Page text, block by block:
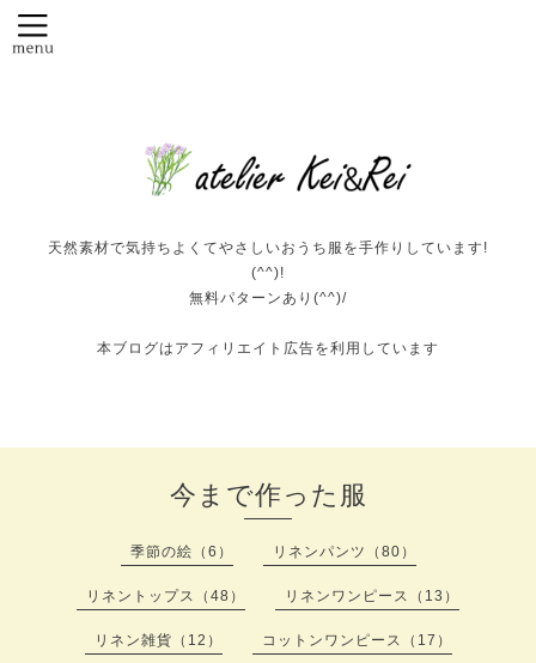
天然素材で気持ちよくてやさしいおうち服を手作りしています!
(^^)!
無料パターンあり(^^)/
本ブログはアフィリエイト広告を利用しています
今まで作った服
季節の絵（6） リネンパンツ（80）
リネントップス（48） リネンワンピース（13）
リネン雑貨（12） コットンワンピース（17）